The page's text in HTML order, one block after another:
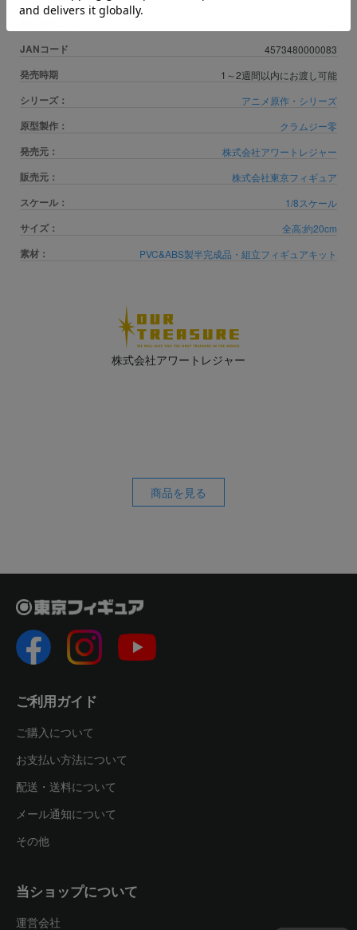
JANコード 4573480000083
発売時期 1～2週間以内にお渡し可能
シリーズ： アニメ原作・シリーズ
原型製作： クラムジー零
発売元： 株式会社アワートレジャー
販売元： 株式会社東京フィギュア
スケール： 1/8スケール
サイズ： 全高:約20cm
素材： PVC&ABS製半完成品・組立フィギュアキット
株式会社アワートレジャー
商品を見る
ご利用ガイド
ご購入について
お支払い方法について
配送・送料について
メール通知について
その他
当ショップについて
運営会社